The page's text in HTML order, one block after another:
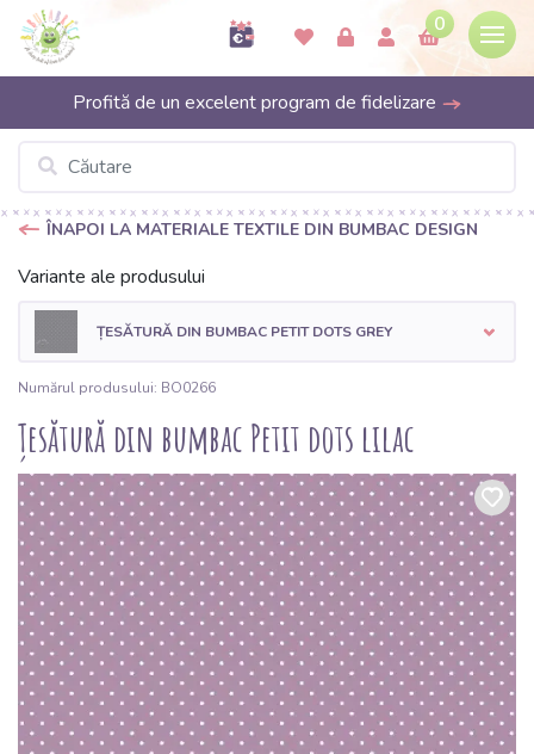
0
Profită de un excelent program de fidelizare
ÎNAPOI LA MATERIALE TEXTILE DIN BUMBAC DESIGN
Variante ale produsului
ȚESĂTURĂ DIN BUMBAC PETIT DOTS GREY
Numărul produsului: BO0266
Țesătură din bumbac Petit dots lilac